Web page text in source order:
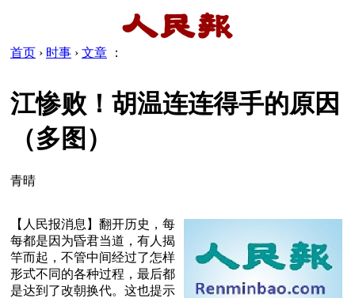
首页 › 时事 › 文章 ：
江惨败！胡温连连得手的原因
（多图）
青晴
【人民报消息】翻开历史，每
每都是因为昏君当道，有人揭
竿而起，不管中间经过了怎样
形式不同的各种过程，最后都
是达到了改朝换代。这也提示